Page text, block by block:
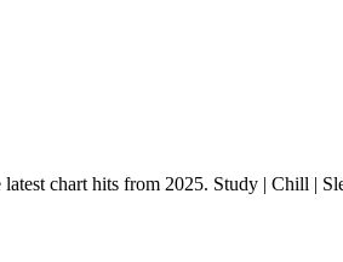
chart hits from 2025. Study | Chill |